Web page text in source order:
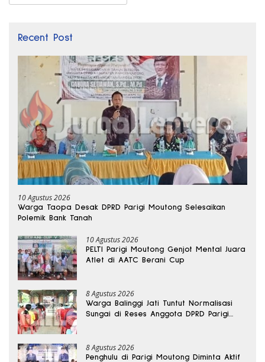
Recent Post
10 Agustus 2026
Warga Taopa Desak DPRD Parigi Moutong Selesaikan
Polemik Bank Tanah
10 Agustus 2026
PELTI Parigi Moutong Genjot Mental Juara
Atlet di AATC Berani Cup
8 Agustus 2026
Warga Balinggi Jati Tuntut Normalisasi
Sungai di Reses Anggota DPRD Parigi
8 Agustus 2026
Penghulu di Parigi Moutong Diminta Aktif